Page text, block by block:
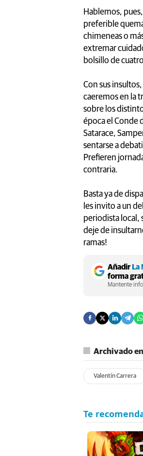
Hablemos,
preferible
chimeneas o
extremar
bolsillo de
Con sus
caeremos en la
sobre los
época el Conde
Satarace,
sentarse a
Prefieren
contraria.
Basta ya de
les invito a un
periodista local,
deje de
ramas!
AñadirLa
forma
Mantente
Archivado en
Valentín Carrera